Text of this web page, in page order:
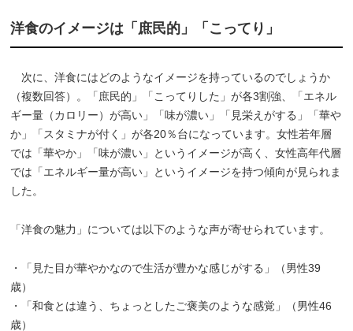
洋食のイメージは「庶民的」「こってり」
次に、洋食にはどのようなイメージを持っているのでしょうか
（複数回答）。「庶民的」「こってりした」が各3割強、「エネル
ギー量（カロリー）が高い」「味が濃い」「見栄えがする」「華や
か」「スタミナが付く」が各20％台になっています。女性若年層
では「華やか」「味が濃い」というイメージが高く、女性高年代層
では「エネルギー量が高い」というイメージを持つ傾向が見られま
した。
「洋食の魅力」については以下のような声が寄せられています。
・「見た目が華やかなので生活が豊かな感じがする」（男性39
歳）
・「和食とは違う、ちょっとしたご褒美のような感覚」（男性46
歳）